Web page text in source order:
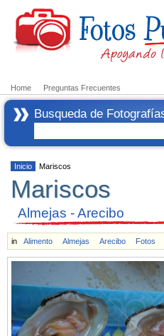
Home Preguntas Frecuentes
Busqueda de
Inicio Mariscos
Mariscos
Almejas - Arecibo
in Alimento Almejas Arecibo Fotos